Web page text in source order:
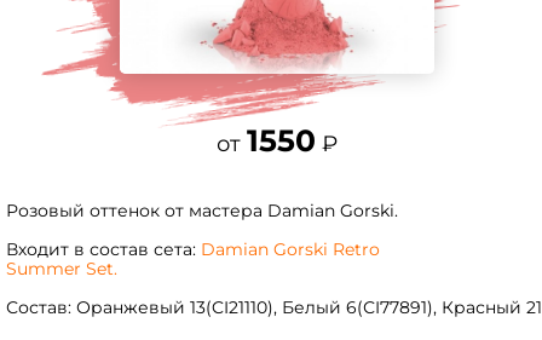
от 1550 ₽
Розовый оттенок от мастера Damian Gorski.
Входит в состав сета: Damian Gorski Retro
Summer Set.
Состав: Оранжевый 13(CI21110), Белый 6(СI77891), Красный